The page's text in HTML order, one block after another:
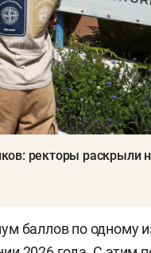
ректоры раскрыли
баллов по одному